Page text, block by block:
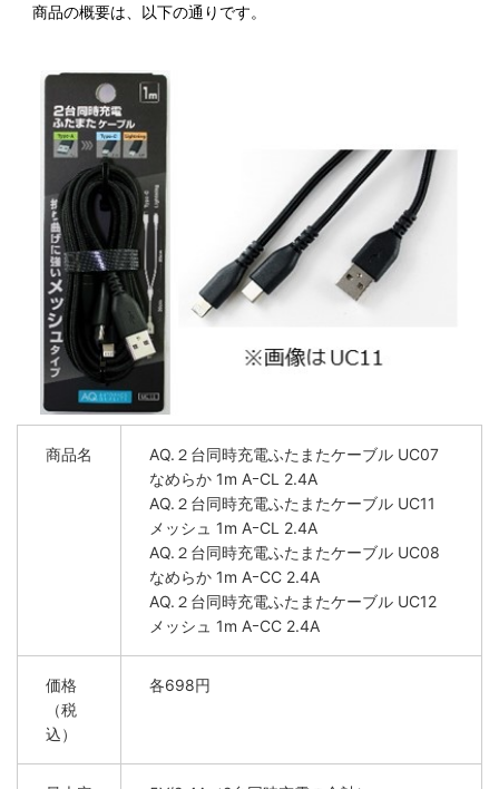
商品の概要は、以下の通りです。
商品名
AQ.２台同時充電ふたまたケーブル UC07
なめらか 1m AｰCL 2.4A
AQ.２台同時充電ふたまたケーブル UC11
メッシュ 1m AｰCL 2.4A
AQ.２台同時充電ふたまたケーブル UC08
なめらか 1m AｰCC 2.4A
AQ.２台同時充電ふたまたケーブル UC12
メッシュ 1m AｰCC 2.4A
価格
（税
込）
各698円